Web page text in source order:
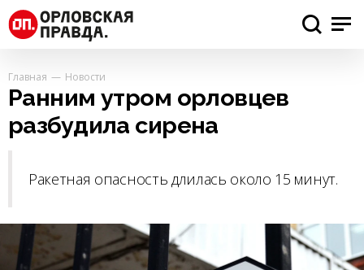
Главная Новости
Ранним утром орловцев
разбудила сирена
Ракетная опасность длилась около 15 минут.